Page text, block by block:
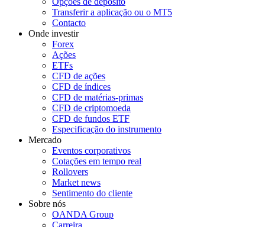
Transferir a aplicação ou o MT5
Contacto
Onde investir
Forex
Ações
ETFs
CFD de ações
CFD de índices
CFD de matérias-primas
CFD de criptomoeda
CFD de fundos ETF
Especificação do instrumento
Mercado
Eventos corporativos
Cotações em tempo real
Rollovers
Market news
Sentimento do cliente
Sobre nós
OANDA Group
Carreira